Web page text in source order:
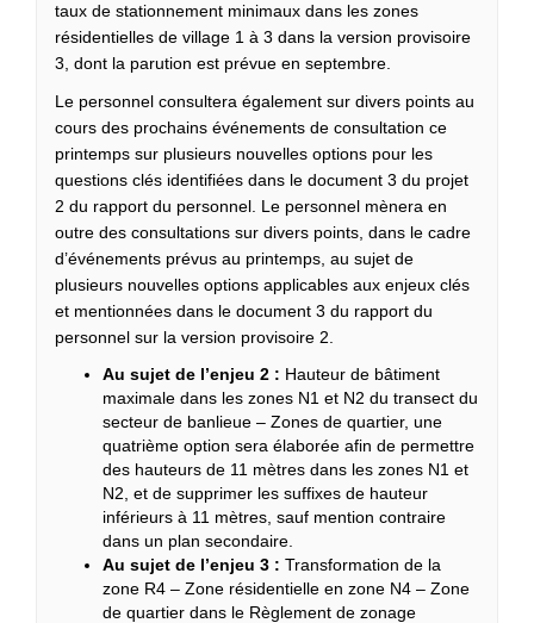
taux de stationnement minimaux dans les zones
résidentielles de village 1 à 3 dans la version provisoire
3, dont la parution est prévue en septembre.
Le personnel consultera également sur divers points au
cours des prochains événements de consultation ce
printemps sur plusieurs nouvelles options pour les
questions clés identifiées dans le document 3 du projet
2 du rapport du personnel. Le personnel mènera en
outre des consultations sur divers points, dans le cadre
d’événements prévus au printemps, au sujet de
plusieurs nouvelles options applicables aux enjeux clés
et mentionnées dans le document 3 du rapport du
personnel sur la version provisoire 2.
Au sujet de l’enjeu 2 : Hauteur de bâtiment
maximale dans les zones N1 et N2 du transect du
secteur de banlieue – Zones de quartier, une
quatrième option sera élaborée afin de permettre
des hauteurs de 11 mètres dans les zones N1 et
N2, et de supprimer les suffixes de hauteur
inférieurs à 11 mètres, sauf mention contraire
dans un plan secondaire.
Au sujet de l’enjeu 3 : Transformation de la
zone R4 – Zone résidentielle en zone N4 – Zone
de quartier dans le Règlement de zonage